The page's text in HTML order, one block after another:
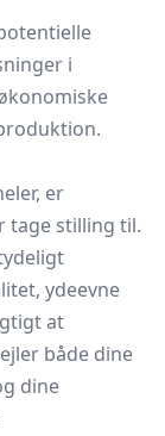
i
er
tage stilling til.
ydeevne
at
både dine
dine